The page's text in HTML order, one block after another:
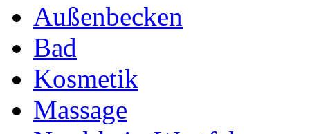
Außenbecken
Bad
Kosmetik
Massage